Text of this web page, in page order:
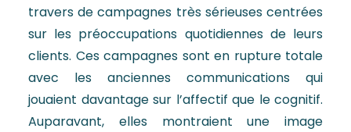
travers de campagnes très sérieuses centrées
sur les préoccupations quotidiennes de leurs
clients. Ces campagnes sont en rupture totale
avec les anciennes communications qui
jouaient davantage sur l’affectif que le cognitif.
Auparavant, elles montraient une image